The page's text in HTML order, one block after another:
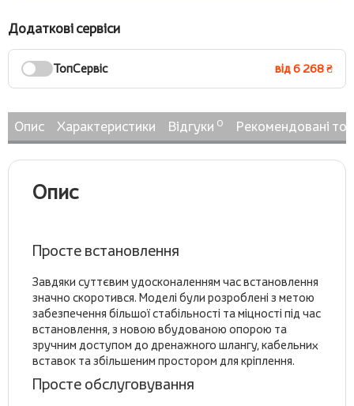
Додаткові сервіси
ТопСервіс від 6 268 ₴
Опис Характеристики Відгуки 0 Рекомендовані
Опис
Просте встановлення
Завдяки суттєвим удосконаленням час встановлення
значно скоротився. Моделі були розроблені з метою
забезпечення більшої стабільності та міцності під час
встановлення, з новою вбудованою опорою та
зручним доступом до дренажного шлангу, кабельних
вставок та збільшеним простором для кріплення.
Просте обслуговування